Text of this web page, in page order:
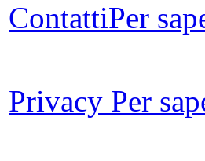
ContattiPer
Privacy Per